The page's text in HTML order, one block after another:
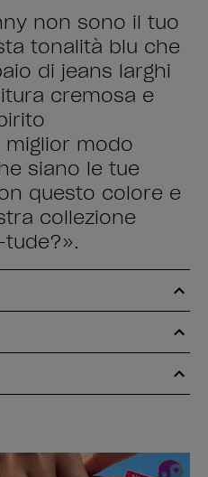
non sono il tuo
tonalità blu che
di jeans larghi
cremosa e
miglior modo
siano le tue
questo colore e
collezione
tude?».